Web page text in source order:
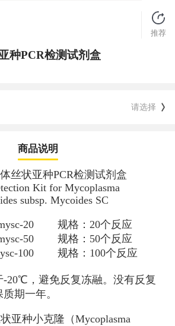
推荐
种PCR检测试剂盒
请选择
商品说明
丝状亚种PCR检测试剂盒
Kit for Mycoplasma
subsp. MycoidesSC
20 规格：20个反应
50 规格：50个反应
100 规格：100个反应
-20℃，避免反复冻融。没有反复
期一年。
亚种小克隆（Mycoplasma